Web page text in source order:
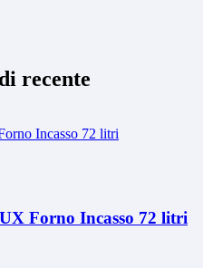
recente
Forno Incasso 72 litri